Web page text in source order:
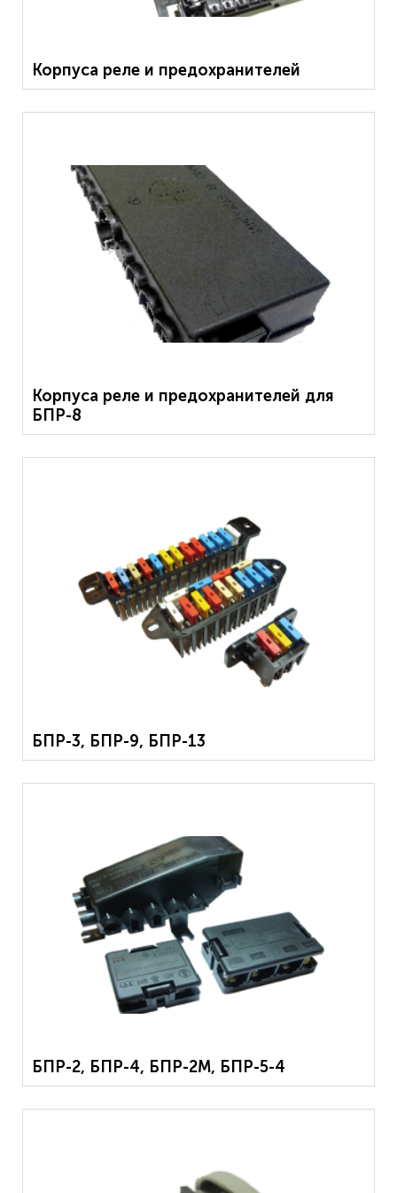
Корпуса реле и предохранителей
Корпуса реле и предохранителей для
БПР-8
БПР-3, БПР-9, БПР-13
БПР-2, БПР-4, БПР-2М, БПР-5-4